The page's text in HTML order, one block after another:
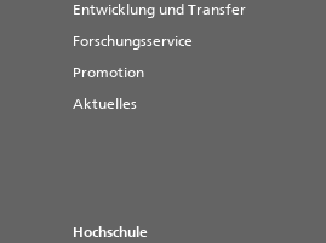
Entwicklung und Transfer
Forschungsservice
Promotion
Aktuelles
Hochschule